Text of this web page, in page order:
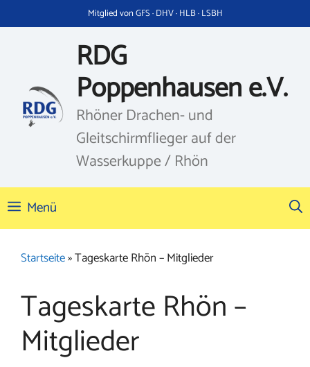
Inhalt
Mitglied von GFS · DHV · HLB · LSBH
RDG
Poppenhausen e.V.
Rhöner Drachen- und
Gleitschirmflieger auf der
Wasserkuppe / Rhön
Menü
Startseite»Tageskarte Rhön – Mitglieder
Tageskarte Rhön –
Mitglieder